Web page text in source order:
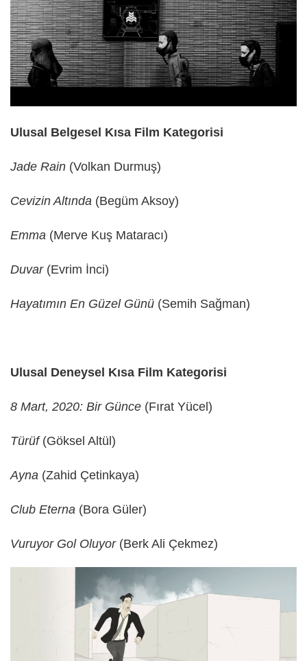
Ulusal Belgesel Kısa Film Kategorisi
Jade Rain (Volkan Durmuş)
Cevizin Altında (Begüm Aksoy)
Emma (Merve Kuş Mataracı)
Duvar(Evrim İnci)
Hayatımın En Güzel Günü (Semih Sağman)
Ulusal Deneysel Kısa Film Kategorisi
8 Mart, 2020: Bir Günce (Fırat Yücel)
Türüf(Göksel Altül)
Ayna (Zahid Çetinkaya)
Club Eterna (Bora Güler)
Vuruyor Gol Oluyor(Berk Ali Çekmez)